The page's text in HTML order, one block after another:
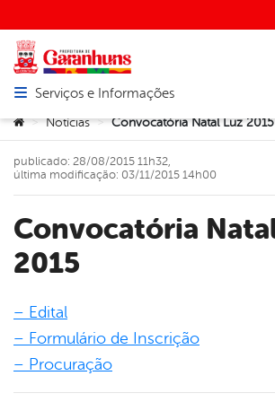
Abrir menu principal de navegação
Serviços e Informações
Você está aqui:
> Notícias > Convocatória Natal Luz 2015
Convocatória Natal Luz
2015
publicado: 28/08/2015 11h32,
última modificação: 03/11/2015 14h00
– Edital
– Formulário de Inscrição
– Procuração